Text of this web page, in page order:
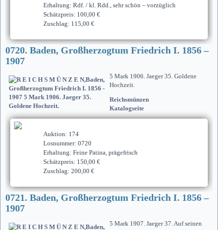
Erhaltung: Rdf. / kl. Rdd., sehr schön – vorzüglich
Schätzpreis: 100,00 €
Zuschlag: 115,00 €
0720. Baden, Großherzogtum Friedrich I. 1856 –
1907
5 Mark 1906. Jaeger 35. Goldene
Hochzeit.
Reichsmünzen
Katalogseite
Auktion: 174
Losnummer: 0720
Erhaltung: Feine Patina, prägefrisch
Schätzpreis: 150,00 €
Zuschlag: 200,00 €
0721. Baden, Großherzogtum Friedrich I. 1856 –
1907
5 Mark 1907. Jaeger 37. Auf seinen